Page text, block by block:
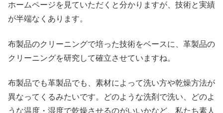
ホームページを見ていただくと分かりますが、技術と実績
が半端なくあります。
布製品のクリーニングで培った技術をベースに、革製品の
クリーニングを研究して確立させていますね。
布製品でも革製品でも、素材によって洗い方や乾燥方法が
異なってくるみたいです。どのような洗剤で洗い、どのよ
うな温度・湿度で乾燥させるのがいいかなど、私たち素人